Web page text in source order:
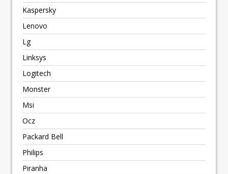
Kaspersky
Lenovo
Lg
Linksys
Logitech
Monster
Msi
Ocz
Packard Bell
Philips
Piranha